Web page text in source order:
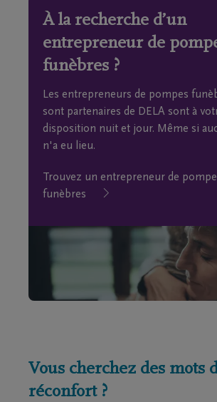
À la recherche d’un
entrepreneur de
funèbres ?
Les entrepreneurs de pompes
sont partenaires de DELA sont à
disposition nuit et jour. Même si
n'a eu lieu.
Trouvez un entrepreneur de
funèbres
Vous cherchez des mots
réconfort ?